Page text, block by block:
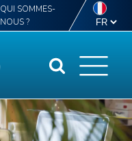
QUI SOMMES-
NOUS ?